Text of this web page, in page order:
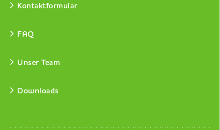
Kontaktformular
FAQ
Unser Team
Downloads